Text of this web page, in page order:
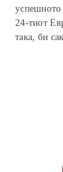
успешното
24-тиот
така, би